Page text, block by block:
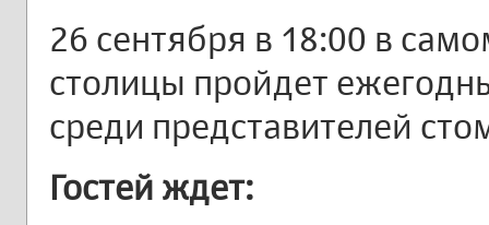
26 сентября в 18:00 в
столицы пройдет
среди представителей
Гостей ждет: